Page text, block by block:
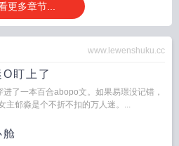
更多章节...
www.lewenshuku.cc
盯上了
了一本百合abopo文。如果易璟没记错，
主郁淼是个不折不扣的万人迷。...
舱